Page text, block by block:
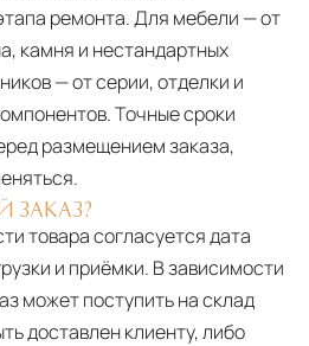
ремонта. Для мебели — от
камня и нестандартных
— от серии, отделки и
Точные сроки
размещением заказа,
ЗАКАЗ?
товара согласуется дата
и приёмки. В зависимости
может поступить на склад
доставлен клиенту, либо